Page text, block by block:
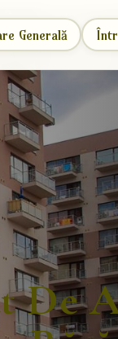
Generală
De